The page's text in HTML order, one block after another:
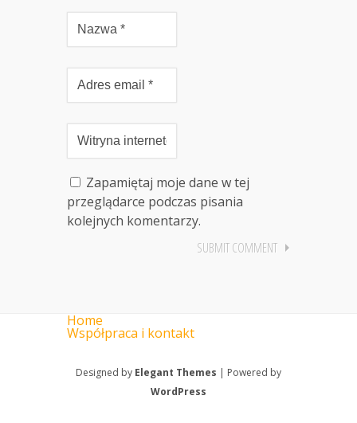
Zapamiętaj moje dane w tej
przeglądarce podczas pisania
kolejnych komentarzy.
Home
Współpraca i kontakt
Designed by Elegant Themes | Powered by
WordPress